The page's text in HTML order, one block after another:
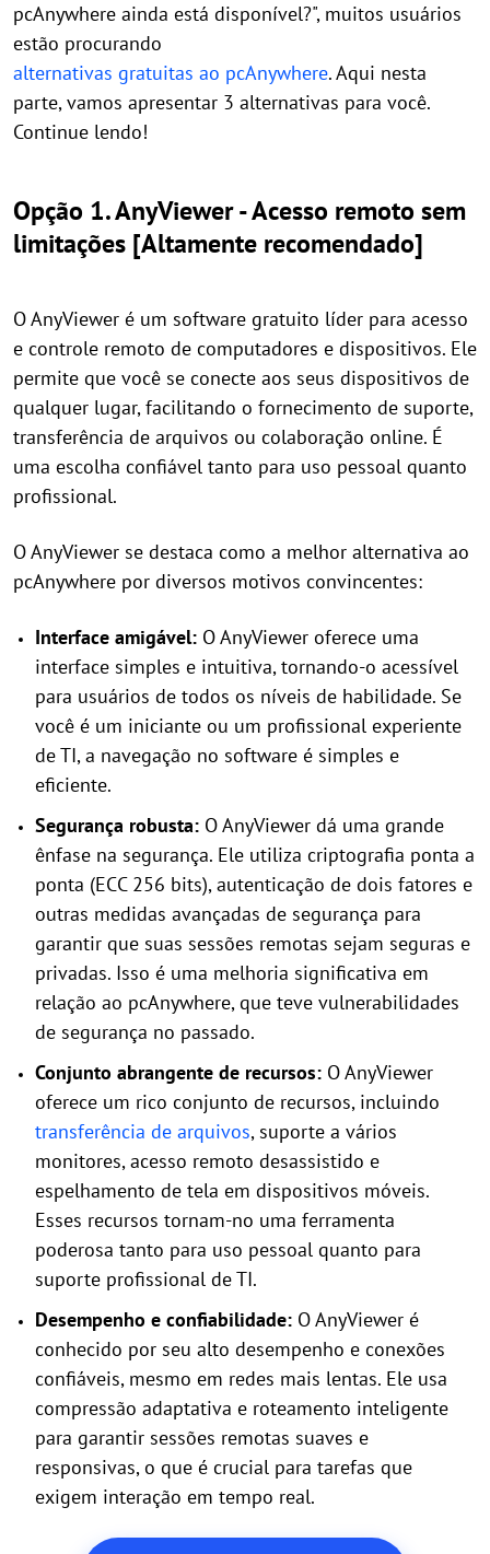
pcAnywhere ainda está disponível?", muitos usuários
estão procurando
alternativas gratuitas ao pcAnywhere. Aqui nesta
parte, vamos apresentar 3 alternativas para você.
Continue lendo!
Opção 1. AnyViewer - Acesso remoto sem
limitações [Altamente recomendado]
O AnyViewer é um software gratuito líder para acesso
e controle remoto de computadores e dispositivos. Ele
permite que você se conecte aos seus dispositivos de
qualquer lugar, facilitando o fornecimento de suporte,
transferência de arquivos ou colaboração online. É
uma escolha confiável tanto para uso pessoal quanto
profissional.
O AnyViewer se destaca como a melhor alternativa ao
pcAnywhere por diversos motivos convincentes:
Interface amigável: O AnyViewer oferece uma
interface simples e intuitiva, tornando-o acessível
para usuários de todos os níveis de habilidade. Se
você é um iniciante ou um profissional experiente
de TI, a navegação no software é simples e
eficiente.
Segurança robusta: O AnyViewer dá uma grande
ênfase na segurança. Ele utiliza criptografia ponta a
ponta (ECC 256 bits), autenticação de dois fatores e
outras medidas avançadas de segurança para
garantir que suas sessões remotas sejam seguras e
privadas. Isso é uma melhoria significativa em
relação ao pcAnywhere, que teve vulnerabilidades
de segurança no passado.
Conjunto abrangente de recursos: O AnyViewer
oferece um rico conjunto de recursos, incluindo
transferência de arquivos, suporte a vários
monitores, acesso remoto desassistido e
espelhamento de tela em dispositivos móveis.
Esses recursos tornam-no uma ferramenta
poderosa tanto para uso pessoal quanto para
suporte profissional de TI.
Desempenho e confiabilidade: O AnyViewer é
conhecido por seu alto desempenho e conexões
confiáveis, mesmo em redes mais lentas. Ele usa
compressão adaptativa e roteamento inteligente
para garantir sessões remotas suaves e
responsivas, o que é crucial para tarefas que
exigem interação em tempo real.